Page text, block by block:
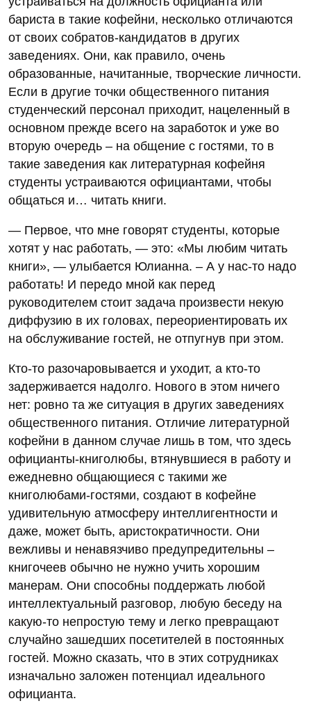
бариста в такие кофейни, несколько отличаются
от своих собратов-кандидатов в других
заведениях. Они, как правило, очень
образованные, начитанные, творческие личности.
Если в другие точки общественного питания
студенческий персонал приходит, нацеленный в
основном прежде всего на заработок и уже во
вторую очередь – на общение с гостями, то в
такие заведения как литературная кофейня
студенты устраиваются официантами, чтобы
общаться и… читать книги.
— Первое, что мне говорят студенты, которые
хотят у нас работать, — это: «Мы любим читать
книги», — улыбается Юлианна. – А у нас-то надо
работать! И передо мной как перед
руководителем стоит задача произвести некую
диффузию в их головах, переориентировать их
на обслуживание гостей, не отпугнув при этом.
Кто-то разочаровывается и уходит, а кто-то
задерживается надолго. Нового в этом ничего
нет: ровно та же ситуация в других заведениях
общественного питания. Отличие литературной
кофейни в данном случае лишь в том, что здесь
официанты-книголюбы, втянувшиеся в работу и
ежедневно общающиеся с такими же
книголюбами-гостями, создают в кофейне
удивительную атмосферу интеллигентности и
даже, может быть, аристократичности. Они
вежливы и ненавязчиво предупредительны –
книгочеев обычно не нужно учить хорошим
манерам. Они способны поддержать любой
интеллектуальный разговор, любую беседу на
какую-то непростую тему и легко превращают
случайно зашедших посетителей в постоянных
гостей. Можно сказать, что в этих сотрудниках
изначально заложен потенциал идеального
официанта.